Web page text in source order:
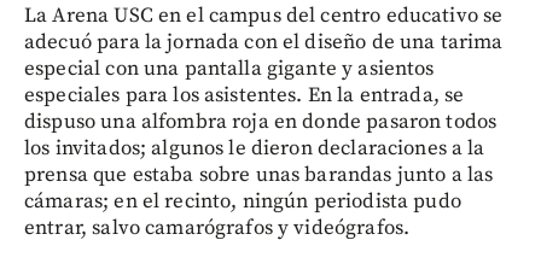
La Arena USC en el campus del centro educativo se
adecuó para la jornada con el diseño de una tarima
especial con una pantalla gigante y asientos
especiales para los asistentes. En la entrada, se
dispuso una alfombra roja en donde pasaron todos
los invitados; algunos le dieron declaraciones a la
prensa que estaba sobre unas barandas junto a las
cámaras; en el recinto, ningún periodista pudo
entrar, salvo camarógrafos y videógrafos.